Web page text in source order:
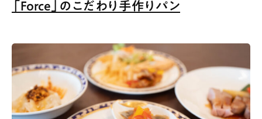
「Force」のこだわり手作りパン